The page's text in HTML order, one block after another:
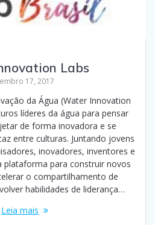
Labs
17, 2017
da Água (Water Innovation
líderes da água para pensar
de forma inovadora e se
entre culturas. Juntando jovens
inovadores, inventores e
plataforma para construir novos
o compartilhamento de
habilidades de liderança…
Leia mais